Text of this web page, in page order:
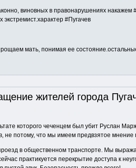
виновных в правонарушениях накажем
#Пугачев
мать, понимая ее
жителей города
которого чеченцем был убит Руслан
потому, что мы имеем предвзятое мнение
в общественном транспорте. Мы
практикуется перекрытие доступа к